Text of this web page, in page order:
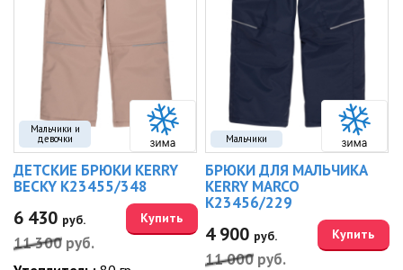
Мальчики и
девочки
ДЕТСКИЕ БРЮКИ KERRY
BECKY K23455/348
6 430 руб.
11 300 руб.
Купить
Мальчики
БРЮКИ ДЛЯ МАЛЬЧИКА
KERRY MARCO
K23456/229
4 900 руб.
11 000 руб.
Купить